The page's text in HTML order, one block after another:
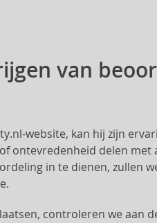
van
website, kan hij zijn
ontevredenheid delen met
in te dienen, zullen
controleren we aan